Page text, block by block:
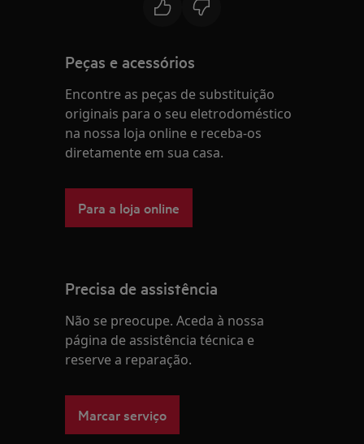
Peças e acessórios
Encontre as peças de substituição
originais para o seu eletrodoméstico
na nossa loja online e receba-os
diretamente em sua casa.
Para a loja online
Precisa de assistência
Não se preocupe. Aceda à nossa
página de assistência técnica e
reserve a reparação.
Marcar serviço